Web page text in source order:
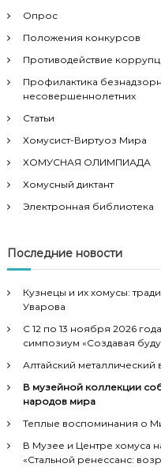
я
м
Опрос
Положения конкурсов
Противодействие
Профилактика
несовершеннолетних
Статьи
Хомусист-Виртуоз Мира
ХОМУСНАЯ ОЛИМПИАДА
Хомусный диктант
Электронная библиотека
Последние новости
Кузнецы и их хомусы:
Уварова
С 12 по 13 ноября 2026
симпозиум «Создавая
Алтайский
В музейной коллекции
народов мира
Теплые воспоминания о
В Музее и Центре хомуса
«Стальной ренессанс: